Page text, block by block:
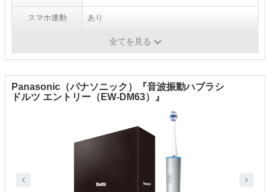
スマホ連動 あり
充電式全てを見る
Panasonic（パナソニック）『音波振動ハブラシ
ドルツ エントリー（EW-DM63）』